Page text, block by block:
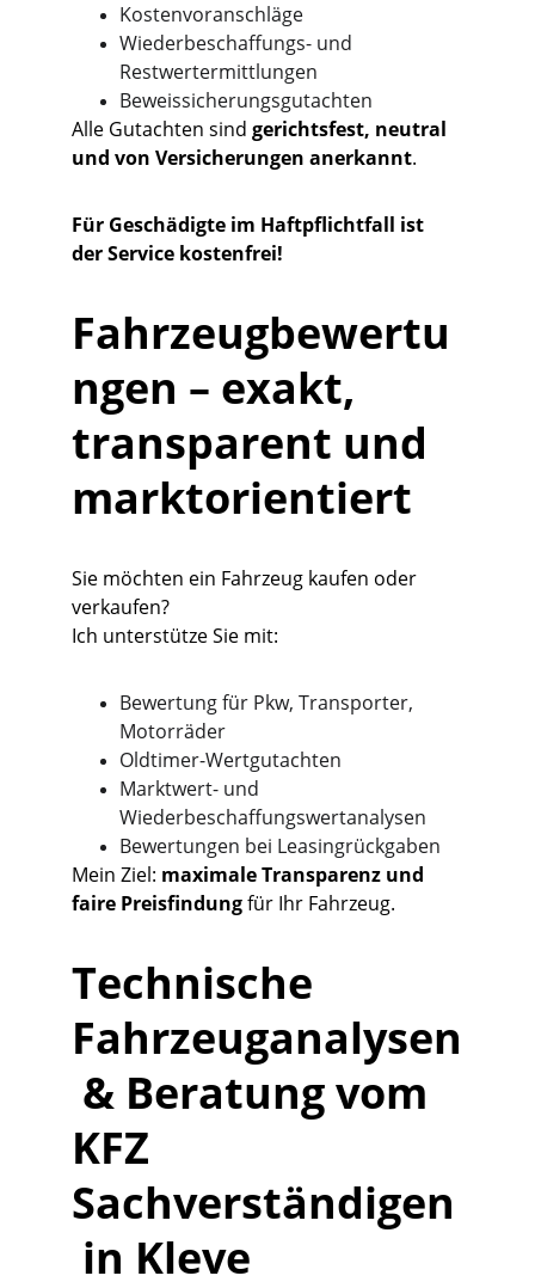
Kostenvoranschläge
Wiederbeschaffungs- und
Restwertermittlungen
Beweissicherungsgutachten
Alle Gutachten sind gerichtsfest, neutral
und von Versicherungen anerkannt.
Für Geschädigte im Haftpflichtfall ist
der Service kostenfrei!
Fahrzeugbewertu
ngen – exakt,
transparent und
marktorientiert
Sie möchten ein Fahrzeug kaufen oder
verkaufen?
Ich unterstütze Sie mit:
Bewertung für Pkw, Transporter,
Motorräder
Oldtimer-Wertgutachten
Marktwert- und
Wiederbeschaffungswertanalysen
Bewertungen bei Leasingrückgaben
Mein Ziel: maximale Transparenz und
faire Preisfindung für Ihr Fahrzeug.
Technische
Fahrzeuganalysen
& Beratung vom
KFZ
Sachverständigen
in Kleve